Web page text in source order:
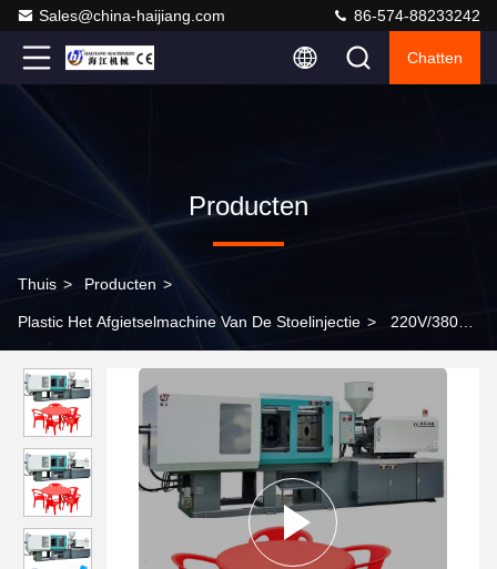
Sales@china-haijiang.com 86-574-88233242
Chatten
Producten
Thuis > Producten >
Plastic Het Afgietselmachine Van De Stoelinjectie > 220V/380V